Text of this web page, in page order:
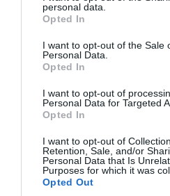
grant or deny consent to Google
use your data for below
consent section.
personal data.
Opted In
I want to opt-out of the Sale
Personal Data.
Opted In
I want to opt-out of
Personal Data for Targeted
Opted In
I want to opt-out of
Retention, Sale, and/or
Personal Data that Is
Purposes for which it was
Opted Out
Μείωσε ο Φουρνιέ
86-81
Τρίποντο από τον
83-81
Μείωσε ο Φουρνιέ
81-79
Η 2η ξεκίνησε με